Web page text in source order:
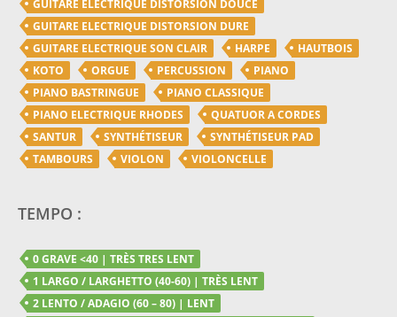
GUITARE ELECTRIQUE DISTORSION DOUCE
GUITARE ELECTRIQUE DISTORSION DURE
GUITARE ELECTRIQUE SON CLAIR
HARPE
HAUTBOIS
KOTO
ORGUE PERCUSSION
PIANO
PIANO BASTRINGUE
PIANO CLASSIQUE
PIANO ELECTRIQUE RHODES
QUATUOR A CORDES
SANTUR
SYNTHÉTISEUR
SYNTHÉTISEUR PAD
TAMBOURS
VIOLON VIOLONCELLE
TEMPO :
0 GRAVE <40 | TRÈS TRES LENT
1 LARGO / LARGHETTO (40-60) | TRÈS LENT
2 LENTO / ADAGIO (60 – 80) | LENT